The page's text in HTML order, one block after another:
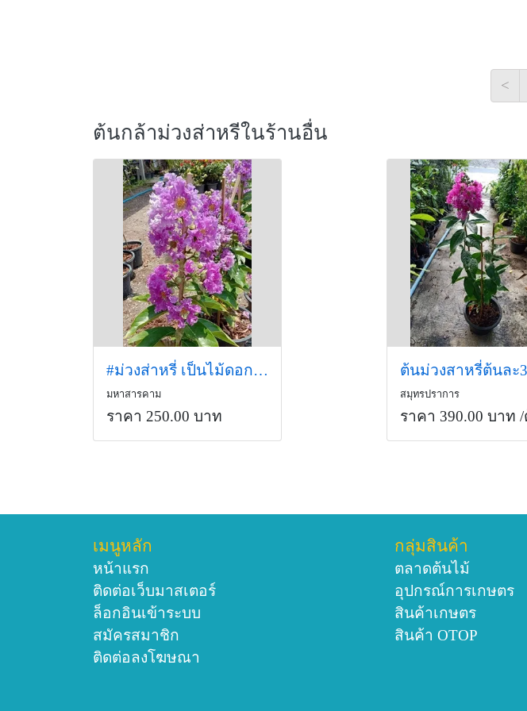
<
ต้นกล้าม่วงส่าหรีในร้านอื่น
#ม่วงส่าหรี่ เป็นไม้ดอกยืนต้นที่มีช่อดอกใหญ่แน่น สีม่วง
มหาสารคาม
ราคา 250.00 บาท
สมุทรปราการ
ราคา 390.00 บาท /
เมนูหลัก
หน้าแรก
ติดต่อเว็บมาสเตอร์
ล็อกอินเข้าระบบ
สมัครสมาชิก
ติดต่อลงโฆษณา
กลุ่มสินค้า
ตลาดต้นไม้
อุปกรณ์การเกษตร
สินค้าเกษตร
สินค้า OTOP